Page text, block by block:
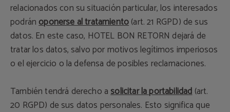
relacionados con su situación particular, los interesados
podránoponerse al tratamiento(art. 21 RGPD) de sus
datos. En este caso, HOTEL BON RETORN dejará de
tratar los datos, salvo por motivos legítimos imperiosos
o el ejercicio o la defensa de posibles reclamaciones.
También tendrá derecho asolicitar la portabilidad(art.
20 RGPD) de sus datos personales. Esto significa que